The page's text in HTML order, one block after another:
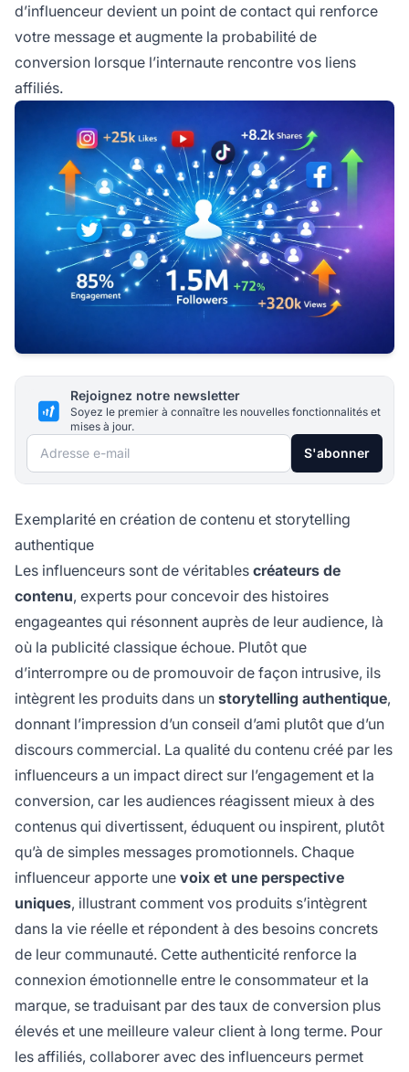
d’influenceur devient un point de contact qui renforce
votre message et augmente la probabilité de
conversion lorsque l’internaute rencontre vos liens
affiliés.
Rejoignez notre newsletter
Soyez le premier à connaître les nouvelles fonctionnalités et
mises à jour.
Adresse e-mail S'abonner
Exemplarité en création de contenu et storytelling
authentique
Les influenceurs sont de véritables créateurs de
contenu, experts pour concevoir des histoires
engageantes qui résonnent auprès de leur audience, là
où la publicité classique échoue. Plutôt que
d’interrompre ou de promouvoir de façon intrusive, ils
intègrent les produits dans un storytelling authentique,
donnant l’impression d’un conseil d’ami plutôt que d’un
discours commercial. La qualité du contenu créé par les
influenceurs a un impact direct sur l’engagement et la
conversion, car les audiences réagissent mieux à des
contenus qui divertissent, éduquent ou inspirent, plutôt
qu’à de simples messages promotionnels. Chaque
influenceur apporte une voix et une perspective
uniques, illustrant comment vos produits s’intègrent
dans la vie réelle et répondent à des besoins concrets
de leur communauté. Cette authenticité renforce la
connexion émotionnelle entre le consommateur et la
marque, se traduisant par des taux de conversion plus
élevés et une meilleure valeur client à long terme. Pour
les affiliés, collaborer avec des influenceurs permet